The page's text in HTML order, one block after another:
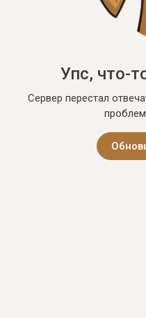
Упс, что-
Сервер перестал